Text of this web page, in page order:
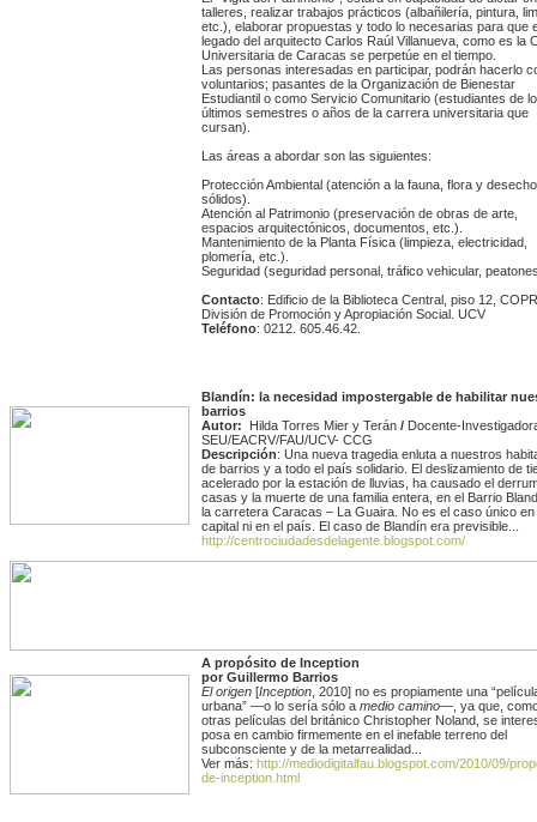
talleres, realizar trabajos prácticos (albañilería, pintura,
etc.), elaborar propuestas y todo lo necesarias para que
legado del arquitecto Carlos Raúl Villanueva, como es la
Universitaria de Caracas se perpetúe en el tiempo.
Las personas interesadas en participar, podrán hacerlo
voluntarios; pasantes de la Organización de Bienestar
Estudiantil o como Servicio Comunitario (estudiantes de
últimos semestres o años de la carrera universitaria que
cursan).
Las áreas a abordar son las siguientes:
Protección Ambiental (atención a la fauna, flora y
sólidos).
Atención al Patrimonio (preservación de obras de arte,
espacios arquitectónicos, documentos, etc.).
Mantenimiento de la Planta Física (limpieza, electricidad,
plomería, etc.).
Seguridad (seguridad personal, tráfico vehicular,
Contacto: Edificio de la Biblioteca Central, piso 12,
División de Promoción y Apropiación Social. UCV
Teléfono: 0212. 605.46.42.
Blandín: la necesidad impostergable de habilitar
barrios
Autor: Hilda Torres Mier y Terán / Docente-
SEU/EACRV/FAU/UCV- CCG
Descripción: Una nueva tragedia enluta a nuestros
de barrios y a todo el país solidario. El deslizamiento de
acelerado por la estación de lluvias, ha causado el
casas y la muerte de una familia entera, en el Barrio
la carretera Caracas – La Guaira. No es el caso único en
capital ni en el país. El caso de Blandín era previsible...
http://centrociudadesdelagente.blogspot.com/
A propósito de Inception
por Guillermo Barrios
El origen [Inception , 2010] no es propiamente una
urbana” —o lo sería sólo a medio camino—, ya que,
otras películas del británico Christopher Noland, se
posa en cambio firmemente en el inefable terreno del
subconsciente y de la metarrealidad...
Ver más: http://mediodigitalfau.blogspot.com/2010/09/
de-inception.html